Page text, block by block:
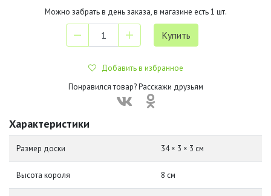
Можно забрать в день заказа, в магазине есть1 шт.
Добавить в избранное
Понравился товар? Расскажи друзьям
Характеристики
Размер доски 34 × 3 × 3 см
Высота короля 8 см